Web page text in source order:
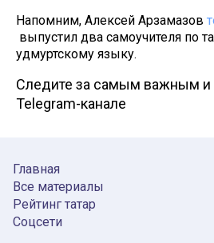
Напомним, Алексей Арзамазов
выпустил два самоучителя по
удмуртскому языку.
Следите за самым важным и
Telegram-канале
Главная
Все материалы
Рейтинг татар
Соцсети